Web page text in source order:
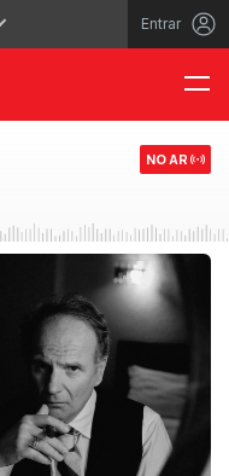
Entrar
NO AR